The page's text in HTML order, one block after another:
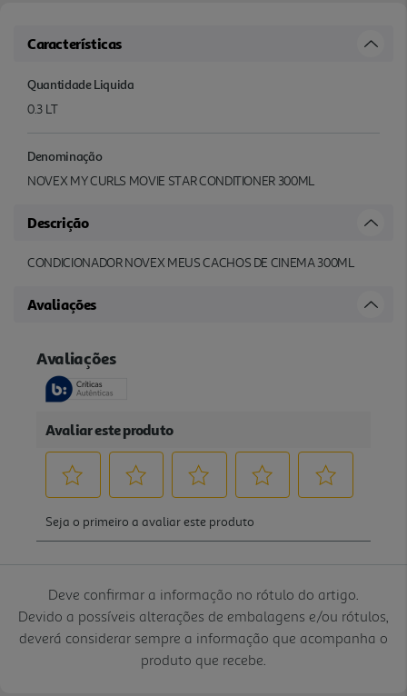
Características
Quantidade Liquida
0.3 LT
Denominação
NOVEX MY CURLS MOVIE STAR CONDITIONER 300ML
Descrição
CONDICIONADOR NOVEX MEUS CACHOS DE CINEMA 300ML
Avaliações
Deve confirmar a informação no rótulo do artigo.
Devido a possíveis alterações de embalagens e/ou rótulos,
deverá considerar sempre a informação que acompanha o
produto que recebe.